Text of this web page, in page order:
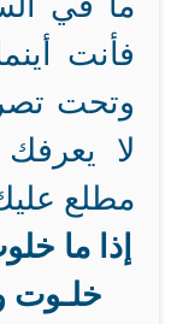
فأنت
وتحت
لا
مطلع
إذا ما
خلـوت